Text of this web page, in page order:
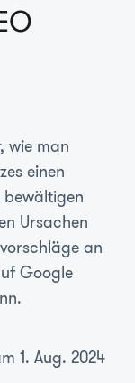
wie man
einen
bewältigen
Ursachen
an
Google
1. Aug. 2024